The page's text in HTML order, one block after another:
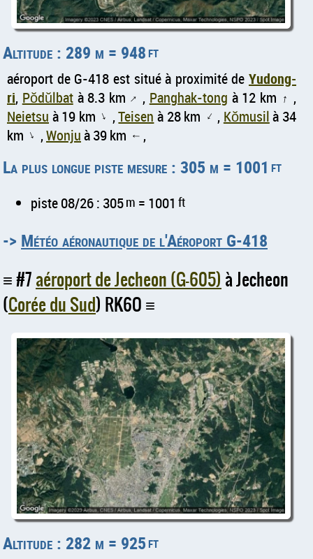
Altitude : 289 m = 948ft
aéroport de G-418 est situé à proximité de Yudong-
ri, Pŏdŭlbatà 8.3 km ↑ , Panghak-tong à 12 km ↑ ,
Neietsu à 19 km ↑ ,Teisen à 28 km ↑ , Kŏmusilà 34
km ↑ ,Wonjuà 39 km ↑ ,
La plus longue piste mesure : 305 m = 1001 ft
piste 08/26 : 305m = 1001 ft
-> Météo aéronautique de l'Aéroport G-418
#7aéroport de Jecheon (G-605) à Jecheon
(Corée du Sud) RK6O
Altitude : 282 m = 925ft